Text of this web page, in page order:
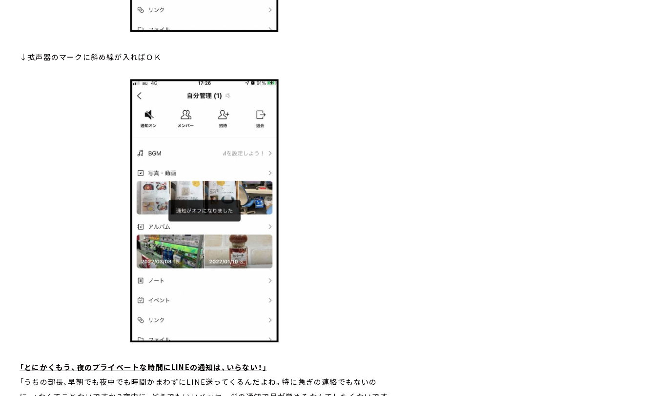
↓拡声器のマークに斜め線が入ればＯＫ
「とにかくもう、夜のプライベートな時間にLINEの通知は、いらない！」
「うちの部長、早朝でも夜中でも時間かまわずにLINE送ってくるんだよね。特に急ぎの連絡でもないの